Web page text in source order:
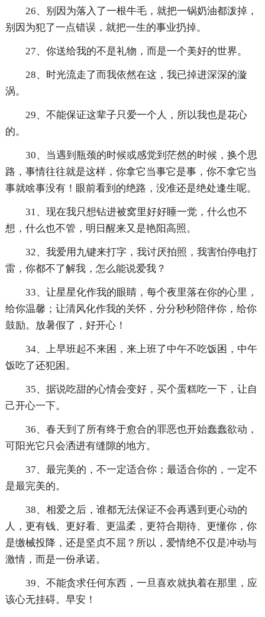
26、别因为落入了一根牛毛，就把一锅奶油都泼掉，
别因为犯了一点错误，就把一生的事业扔掉。
27、你送给我的不是礼物，而是一个美好的世界。
28、时光流走了而我依然在这，我已掉进深深的漩
涡。
29、不能保证这辈子只爱一个人，所以我也是花心
的。
30、当遇到瓶颈的时候或感觉到茫然的时候，换个思
路，事情往往就是这样，你拿它当事它是事，你不拿它当
事就啥事没有！眼前看到的绝路，没准还是绝处逢生呢。
31、现在我只想钻进被窝里好好睡一觉，什么也不
想，什么也不管，明日醒来又是艳阳高照。
32、我爱用九键来打字，我讨厌拍照，我害怕停电打
雷，你都不了解我，怎么能说爱我？
33、让星星化作我的眼睛，每个夜里落在你的心里，
给你温馨；让清风化作我的关怀，分分秒秒陪伴你，给你
鼓励。放暑假了，好开心！
34、上早班起不来困，来上班了中午不吃饭困，中午
饭吃了还犯困。
35、据说吃甜的心情会变好，买个蛋糕吃一下，让自
己开心一下。
36、春天到了所有终于愈合的罪恶也开始蠢蠢欲动，
可阳光它只会洒进有缝隙的地方。
37、最完美的，不一定适合你；最适合你的，一定不
是最完美的。
38、相爱之后，谁都无法保证不会再遇到更心动的
人，更有钱、更好看、更温柔，更符合期待、更懂你，你
是缴械投降，还是坚贞不屈？所以，爱情绝不仅是冲动与
激情，而是一份承诺。
39、不能贪求任何东西，一旦喜欢就执着在那里，应
该心无挂碍。早安！